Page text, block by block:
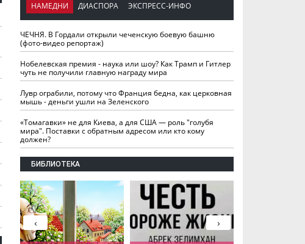
НАМЕДНИ ДИАСПОРА ЭКСПРЕСС-ИНФО
ЧЕЧНЯ. В Гордали открыли чеченскую боевую башню
(фото-видео репортаж)
Нобелевская премия - наука или шоу? Как Трамп и Гитлер
чуть не получили главную награду мира
Лувр ограбили, потому что Франция бедна, как церковная
мышь - деньги ушли на Зеленского
«Томагавки» не для Киева, а для США — роль "голубя
мира". Поставки с обратным адресом или кто кому
должен?
БИБЛИОТЕКА
›
‹